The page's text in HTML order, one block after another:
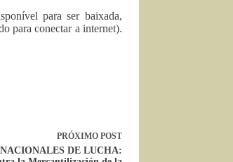
para ser baixada,
para conectar a internet).
PRÓXIMO POST
DE LUCHA: